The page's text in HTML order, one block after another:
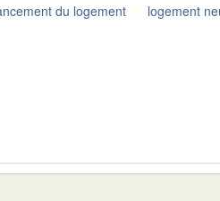
du logement logement